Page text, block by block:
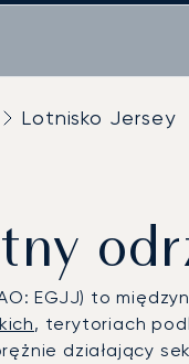
Lotnisko Jersey
EGJJ) to
, terytoriach
działający